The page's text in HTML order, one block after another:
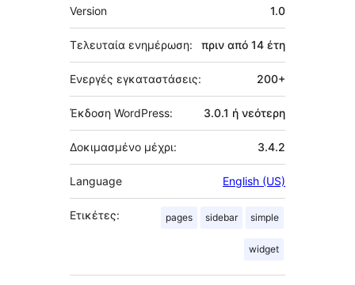
Μεταστοιχεία
Version 1.0
Τελευταία ενημέρωση: πριν από 14 έτη
Ενεργές εγκαταστάσεις: 200+
Έκδοση WordPress: 3.0.1 ή νεότερη
Δοκιμασμένο μέχρι: 3.4.2
Language English (US)
Ετικέτες: pages sidebar simple
widget